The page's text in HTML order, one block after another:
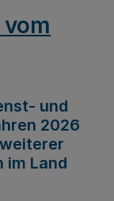
vom
und
2026
Land